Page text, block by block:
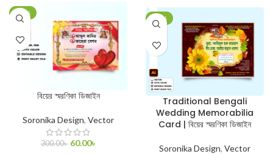
-80%
বিয়ের স্মরণিকা ডিজাইন
Soronika Design, Vector
300.00৳ 60.00৳
-73%
Traditional Bengali
Wedding Memorabilia
Card | বিয়ের স্মরণিকা ডিজাইন
Soronika Design, Vector